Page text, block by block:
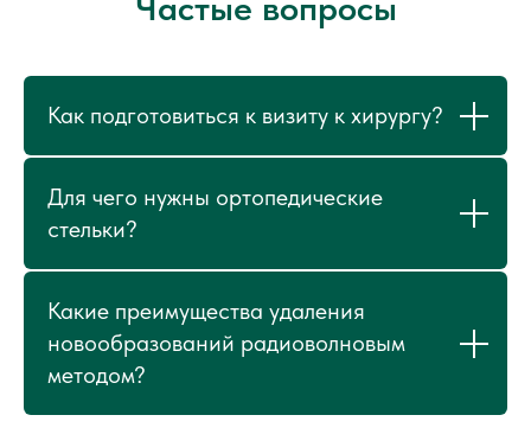
Как подготовиться к визиту к хирургу?
Для чего нужны ортопедические
стельки?
Какие преимущества удаления
новообразований радиоволновым
методом?